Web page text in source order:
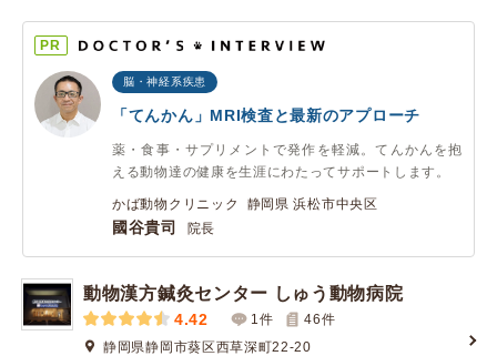
PR
脳・神経系疾患
「てんかん」MRI検査と最新のアプローチ
薬・食事・サプリメントで発作を軽減。てんかんを抱
える動物達の健康を生涯にわたってサポートします。
かば動物クリニック 静岡県 浜松市中央区
國谷貴司 院長
動物漢方鍼灸センター しゅう動物病院
4.42 1件 46件
静岡県静岡市葵区西草深町22-20